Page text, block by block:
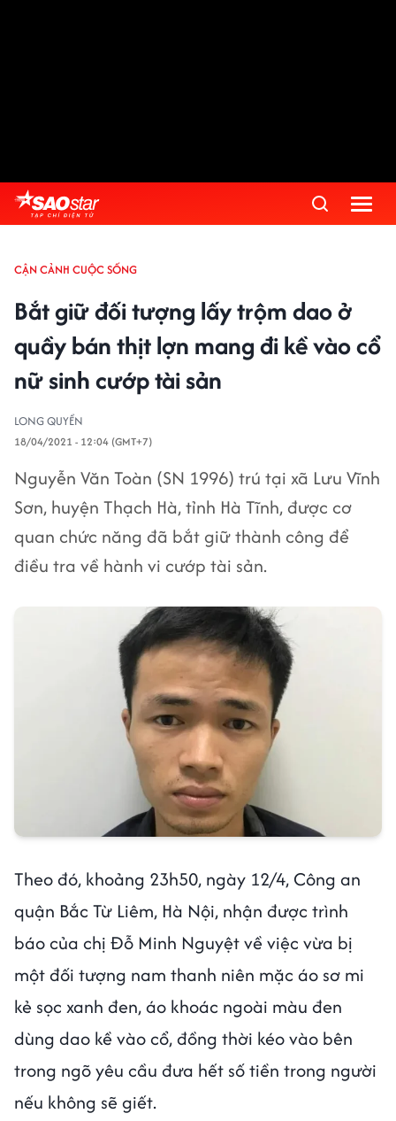
CẬN CẢNH CUỘC SỐNG
Bắt giữ đối tượng lấy trộm dao ở
quầy bán thịt lợn mang đi kề vào cổ
nữ sinh cướp tài sản
LONG QUYỀN
18/04/2021 - 12:04 (GMT+7)
Nguyễn Văn Toàn (SN 1996) trú tại xã Lưu Vĩnh
Sơn, huyện Thạch Hà, tỉnh Hà Tĩnh, được cơ
quan chức năng đã bắt giữ thành công để
điều tra về hành vi cướp tài sản.
Theo đó, khoảng 23h50, ngày 12/4, Công an
quận Bắc Từ Liêm, Hà Nội, nhận được trình
báo của chị Đỗ Minh Nguyệt về việc vừa bị
một đối tượng nam thanh niên mặc áo sơ mi
kẻ sọc xanh đen, áo khoác ngoài màu đen
dùng dao kề vào cổ, đồng thời kéo vào bên
trong ngõ yêu cầu đưa hết số tiền trong người
nếu không sẽ giết.